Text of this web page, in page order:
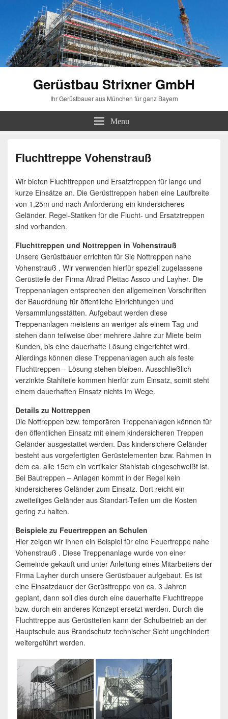
Gerüstbau Strixner GmbH
Ihr Gerüstbauer aus München für ganz Bayern
Menu
Fluchttreppe Vohenstrauß
Wir bieten Fluchttreppen und Ersatztreppen für lange und
kurze Einsätze an. Die Gerüsttreppen haben eine Laufbreite
von 1,25m und nach Anforderung ein kindersicheres
Geländer. Regel-Statiken für die Flucht- und Ersatztreppen
sind vorhanden.
Fluchttreppen und Nottreppen in Vohenstrauß
Unsere Gerüstbauer errichten für Sie Nottreppen nahe
Vohenstrauß . Wir verwenden hierfür speziell zugelassene
Gerüstteile der Firma Altrad Plettac Assco und Layher. Die
Treppenanlagen entsprechen den allgemeinen Vorschriften
der Bauordnung für öffentliche Einrichtungen und
Versammlungsstätten. Aufgebaut werden diese
Treppenanlagen meistens an weniger als einem Tag und
stehen dann teilweise über mehrere Jahre zur Miete beim
Kunden, bis eine dauerhafte Lösung eingerichtet wird.
Allerdings können diese Treppenanlagen auch als feste
Fluchttreppen – Lösung stehen bleiben. Ausschließlich
verzinkte Stahlteile kommen hierfür zum Einsatz, somit steht
einem dauerhaften Einsatz nichts im Wege.
Details zu Nottreppen
Die Nottreppen bzw. temporären Treppenanlagen können für
den öffentlichen Einsatz mit einem kindersicheren Treppen
Geländer ausgestattet werden. Das kindersichere Geländer
besteht aus vorgefertigten Gerüstelementen bzw. Rahmen in
dem ca. alle 15cm ein vertikaler Stahlstab eingeschweißt ist.
Bei Bautreppen – Anlagen kommt in der Regel kein
kindersicheres Geländer zum Einsatz. Dort reicht ein
zweiteiliges Geländer aus Standart-Teilen um die Kosten
gering zu halten.
Beispiele zu Feuertreppen an Schulen
Hier zeigen wir Ihnen ein Beispiel für eine Feuertreppe nahe
Vohenstrauß . Diese Treppenanlage wurde von einer
Gemeinde gekauft und unter Anleitung eines Mitarbeiters der
Firma Layher durch unsere Gerüstbauer aufgebaut. Es ist
eine Einsatzdauer der Gerüsttreppe von ca. 3 Jahren
geplant, dann soll dies durch eine dauerhafte Fluchttreppe
bzw. durch ein anderes Konzept ersetzt werden. Durch die
Fluchttreppe aus Gerüstteilen kann der Schulbetrieb an der
Hauptschule aus Brandschutz technischer Sicht ungehindert
weitergeführt werden.